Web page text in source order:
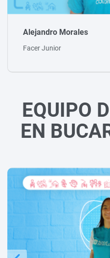
Fredy Vélez
Tallerista
EQUIPO
EN